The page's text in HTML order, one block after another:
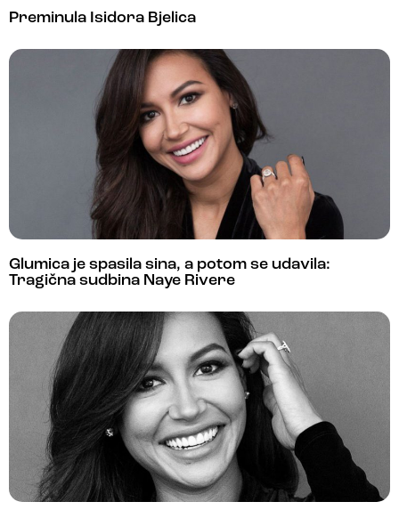
Preminula Isidora Bjelica
Glumica je spasila sina, a potom se udavila:
Tragična sudbina Naye Rivere